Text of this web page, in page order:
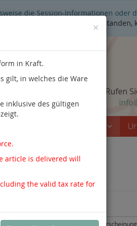
die Session-Informationen oder
Sind Sie damit nicht
Sie haben Fragen? Rufen
×
in Kraft.
gilt, in welches die Ware
inklusive des gültigen
article is delivered will
the valid tax rate for
zweispaltig Sortierung: